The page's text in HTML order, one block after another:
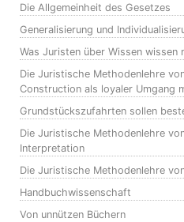
Die Allgemeinheit des Gesetzes
Generalisierung und
Was Juristen über Wissen wissen
Die Juristische Methodenlehre
Construction als loyaler Umgang
Grundstückszufahrten sollen
Die Juristische Methodenlehre
Interpretation
Die Juristische Methodenlehre
Handbuchwissenschaft
Von unnützen Büchern